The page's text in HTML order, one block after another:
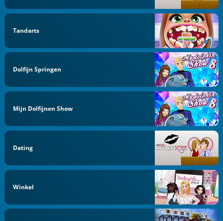
Tandarts
Dolfijn Springen
Mijn Dolfijnen Show
Dating
Winkel